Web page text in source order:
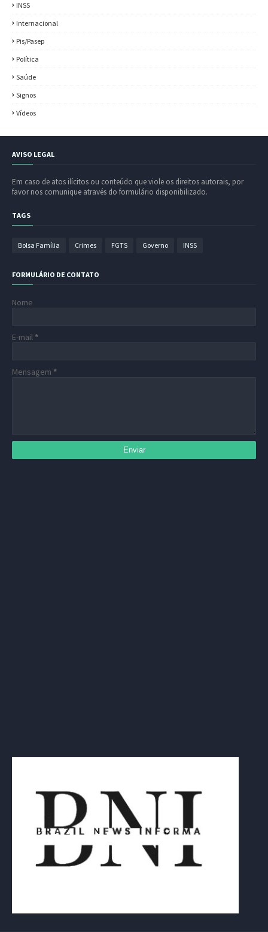
INSS
Internacional
Pis/Pasep
Política
Saúde
Signos
Vídeos
AVISO LEGAL
Em caso de atos ilícitos ou conteúdo que viole os direitos autorais, por
favor nos comunique através do formulário disponibilizado.
TAGS
Bolsa Família Crimes FGTS Governo INSS
FORMULÁRIO DE CONTATO
Nome
E-mail *
Mensagem *